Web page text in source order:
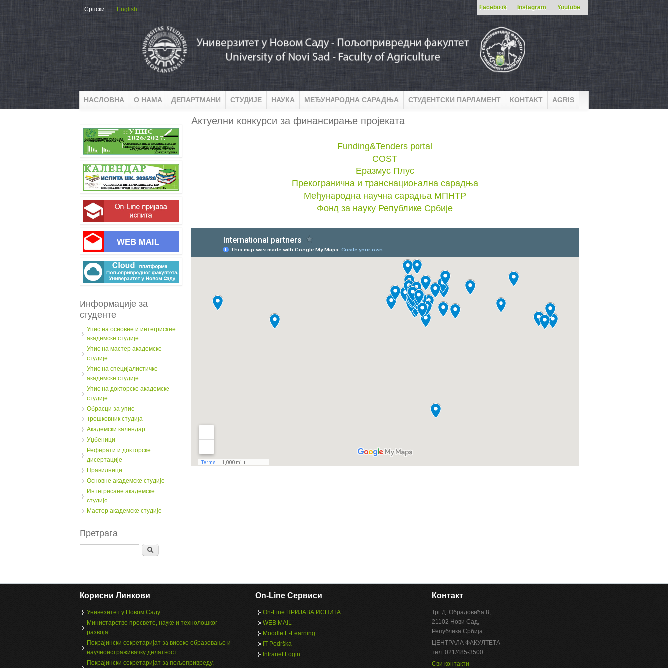
Skip to main content Facebook Instagram Youtube
Српски English
НАСЛОВНА О НАМА ДЕПАРТМАНИ СТУДИЈЕ НАУКА МЕЂУНАРОДНА САРАДЊА СТУДЕНТСКИ ПАРЛАМЕНТ КОНТАКТ AGRIS
Актуелни конкурси за финансирање пројеката
Funding&Tenders portal
COST
Еразмус Плус
Прекогранична и транснационална сарадња
Међународна научна сарадња МПНТР
Фонд за науку Републике Србије
Информације за
студенте
Упис на основне и интегрисане
академске студије
Упис на мастер академске
студије
Упис на специјалистичке
академске студије
Упис на докторске академске
студије
Обрасци за упис
Трошковник студија
Академски календар
Уџбеници
Реферати и докторске
дисертације
Правилници
Oсновне академске студије
Интегрисане академске
студије
Мастер академске студије
Претрага
Корисни Линкови
Унивезитет у Новом Саду
Министарство просвете, науке и технолошког
развоја
Покрајински секретаријат за високо образовање и
научноистраживачку делатност
Покрајински секретаријат за пољопривреду,
On-Line Сервиси
On-Line ПРИЈАВА ИСПИТА
WEB MAIL
Moodle E-Learning
IT Podrška
Intranet Login
Контакт
Трг Д. Обрадовића 8,
21102 Нови Сад,
Република Србија
ЦЕНТРАЛА ФАКУЛТЕТА
тел: 021/485-3500
Сви контакти